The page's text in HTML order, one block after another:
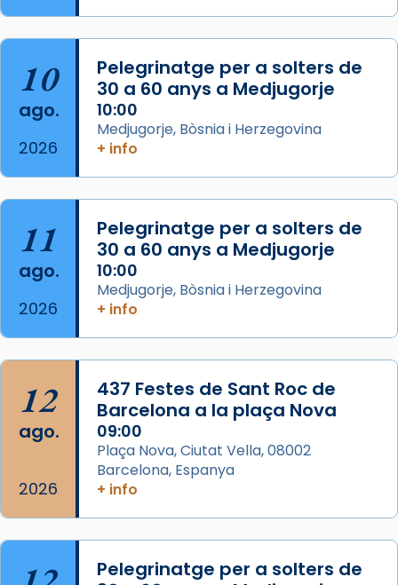
Jaume, fill de Zebedeu, és juntament amb el
seu germà Joan i Pere un dels que
acompanyava més de prop Jesús.
Segons el llibre dels Fets (12,2) fou el primer
apòstol màrtir, decapitat a Jerusalem per
Herodes Agripa (vers l'any 44).
Patró de Galícia, després de les invasions
musulmanes fou venerat com a patró dels
Regnes castellans i més tard de tota
Espanya.
View on Facebook · Share
10
ago.
2026
Pelegrinatge per a solters de
30 a 60 anys a Medjugorje
10:00
Medjugorje, Bòsnia i Herzegovina
+ info
11
ago.
2026
Pelegrinatge per a solters de
30 a 60 anys a Medjugorje
10:00
Medjugorje, Bòsnia i Herzegovina
+ info
12
ago.
2026
437 Festes de Sant Roc de
Barcelona a la plaça Nova
09:00
Plaça Nova, Ciutat Vella, 08002
Barcelona, Espanya
+ info
Pelegrinatge per a solters de